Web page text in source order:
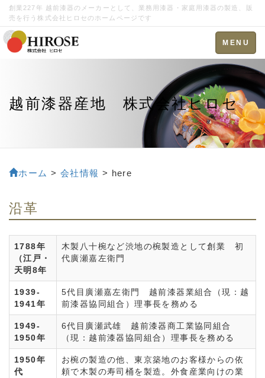
創業227年 越前漆器のメーカーとして、業務用漆器・家庭用漆器の製造、販
売を行う株式会社ヒロセのホームページです
Toggle
navigation
MENU
越前漆器産地 株式会社ヒロセ
ホーム > 会社情報 > here
沿革
1788年
（江戸・
天明8年
木製八十椀など渋地の椀製造として創業 初
代廣瀬嘉左衛門
1939-
1941年
5代目廣瀬嘉左衛門 越前漆器業組合（現：越
前漆器協同組合）理事長を務める
1949-
1950年
6代目廣瀬武雄 越前漆器商工業協同組合
（現：越前漆器協同組合）理事長を務める
1950年
代
お椀の製造の他、東京築地のお客様からの依
頼で木製の寿司桶を製造。外食産業向けの業